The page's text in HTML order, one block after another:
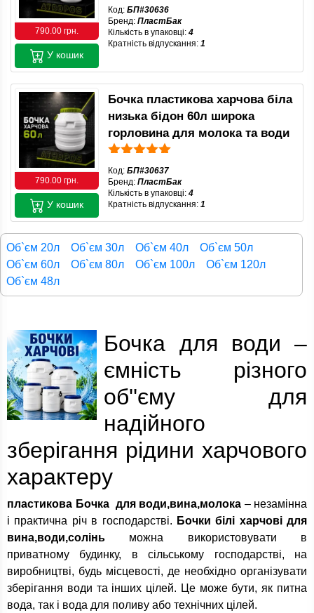
790.00 грн.
Код: БП#30636
Бренд: ПластБак
Кількість в упаковці: 4
Кратність відпускання: 1
У кошик
790.00 грн.
Бочка пластикова харчова біла
низька бідон 60л широка
горловина для молока та води
Код: БП#30637
Бренд: ПластБак
Кількість в упаковці: 4
Кратність відпускання: 1
У кошик
Об`єм 20л Об`єм 30л Об`єм 40л
Об`єм 50л
Об`єм 60л
Об`єм 80л Об`єм 100л
Об`єм 120л
Об`єм 48л
Бочка для води –
ємність різного
об''єму для
надійного
зберігання рідини харчового
характеру
пластикова Бочка для води,вина,молока – незамінна
і практична річ в господарстві. Бочки білі харчові для
вина,води,солінь можна використовувати в
приватному будинку, в сільському господарстві, на
виробництві, будь місцевості, де необхідно організувати
зберігання води та інших цілей. Це може бути, як питна
вода, так і вода для поливу або технічних цілей.